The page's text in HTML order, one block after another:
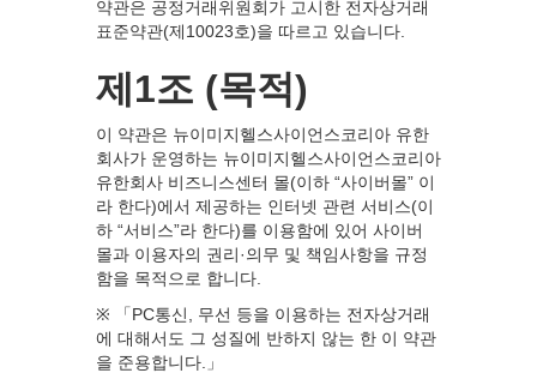
약관은 공정거래위원회가 고시한 전자상거래
표준약관(제10023호)을 따르고 있습니다.
제1조 (목적)
이 약관은 뉴이미지헬스사이언스코리아 유한
회사가 운영하는 뉴이미지헬스사이언스코리아
유한회사 비즈니스센터 몰(이하 “사이버몰” 이
라 한다)에서 제공하는 인터넷 관련 서비스(이
하 “서비스”라 한다)를 이용함에 있어 사이버
몰과 이용자의 권리·의무 및 책임사항을 규정
함을 목적으로 합니다.
※ 「PC통신, 무선 등을 이용하는 전자상거래
에 대해서도 그 성질에 반하지 않는 한 이 약관
을 준용합니다.」